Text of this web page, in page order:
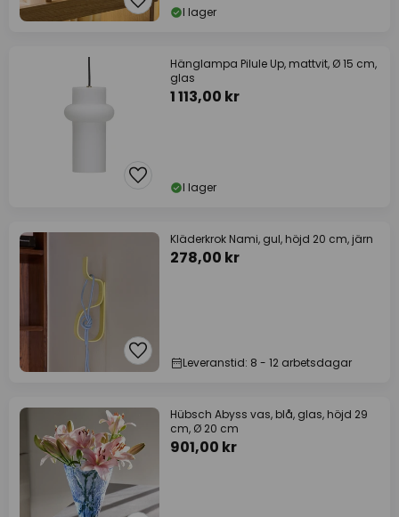
I lager
Hänglampa Pilule Up, mattvit, Ø 15 cm,
glas
1 113,00 kr
I lager
Kläderkrok Nami, gul, höjd 20 cm, järn
278,00 kr
Leveranstid: 8 - 12 arbetsdagar
Hübsch Abyss vas, blå, glas, höjd 29
cm, Ø 20 cm
901,00 kr